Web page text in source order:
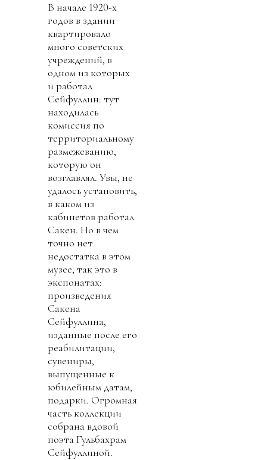
В начале 1920-х
годов в здании
квартировало
много советских
учреждений, в
одном из которых
и работал
Сейфуллин: тут
находилась
комиссия по
территориальному
размежеванию,
которую он
возглавлял. Увы, не
удалось установить,
в каком из
кабинетов работал
Сакен. Но в чем
точно нет
недостатка в этом
музее, так это в
экспонатах:
произведения
Сакена
Сейфуллина,
изданные после его
реабилитации,
сувениры,
выпущенные к
юбилейным датам,
подарки. Огромная
часть коллекции
собрана вдовой
поэта Гульбахрам
Сейфуллиной.